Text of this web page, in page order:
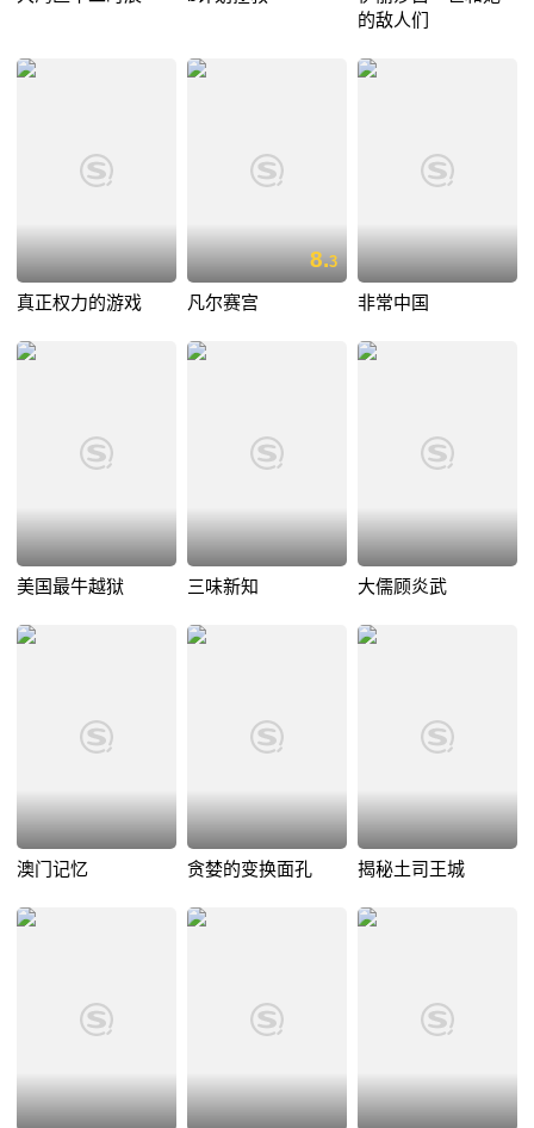
的敌人们
真正权力的游戏
8.3
凡尔赛宫 非常中国
美国最牛越狱 三味新知 大儒顾炎武
澳门记忆 贪婪的变换面孔 揭秘土司王城